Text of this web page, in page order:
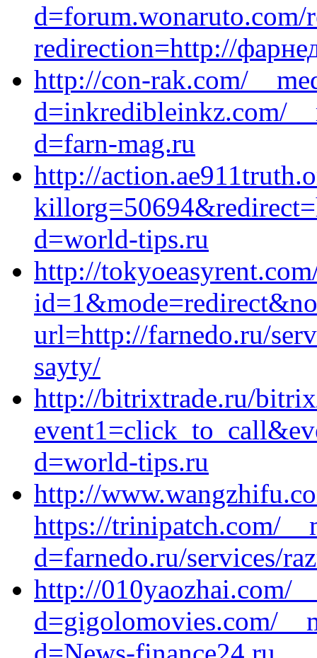
d=forum.wonaruto.com/
redirection=http://
http://con-rak.com/
d=inkredibleinkz.com/
d=farn-mag.ru
http://
d=world-tips.ru
http://
url=http://farnedo.ru/
sayty/
http://bitrixtrade.ru/
d=world-tips.ru
http://
https://trinipatch.com/
d=farnedo.ru/services/
http://010yaozhai.com/
d=gigolomovies.com/